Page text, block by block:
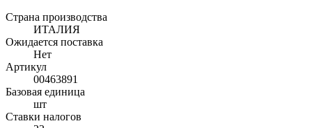
Страна производства
ИТАЛИЯ
Ожидается поставка
Нет
Артикул
00463891
Базовая единица
шт
Ставки налогов